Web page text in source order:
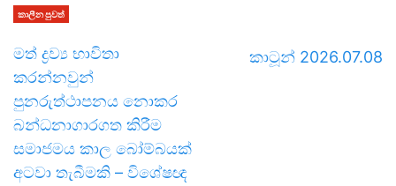
කාලීන පුවත්
මත් ද්‍රව්‍ය භාවිතා
කරන්නවුන්
පුනරුත්ථාපනය නොකර
බන්ධනාගාරගත කිරීම
සමාජමය කාල බෝම්බයක්
අටවා තැබීමකි – විශේෂඥ
කාටූන් 2026.07.08